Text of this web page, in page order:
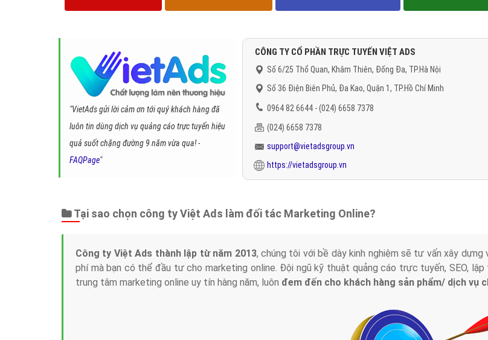
"VietAds gửi lời cảm ơn tới quý khách hàng đã
luôn tin dùng dịch vụ quảng cáo trực tuyến hiệu
quả suốt chặng đường 9 năm vừa qua! -
FAQPage"
CÔNG TY CỔ PHẦN TRỰC TUYẾN VIỆT ADS
Số 6/25 Thổ Quan, Khâm Thiên, Đống Đa, TP.Hà Nội
Số 36 Điện Biên Phủ, Đa Kao, Quận 1, TP.Hồ Chí Minh
0964 82 6644 - (024) 6658 7378
(024) 6658 7378
support@vietadsgroup.vn
https://vietadsgroup.vn